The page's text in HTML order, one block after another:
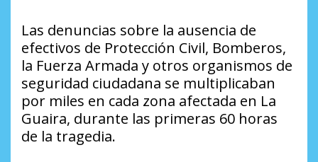
Las denuncias sobre la ausencia de
efectivos de Protección Civil, Bomberos,
la Fuerza Armada y otros organismos de
seguridad ciudadana se multiplicaban
por miles en cada zona afectada en La
Guaira, durante las primeras 60 horas
de la tragedia.